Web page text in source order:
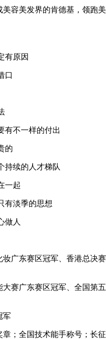
容美发界的肯德基，领跑美
有原因
口
有不一样的付出
的
持续的人才梯队
一起
有淡季的思想
做人
妆广东赛区冠军、香港总决赛
大赛广东赛区冠军、全国第五
军
章；全国技术能手称号；长征